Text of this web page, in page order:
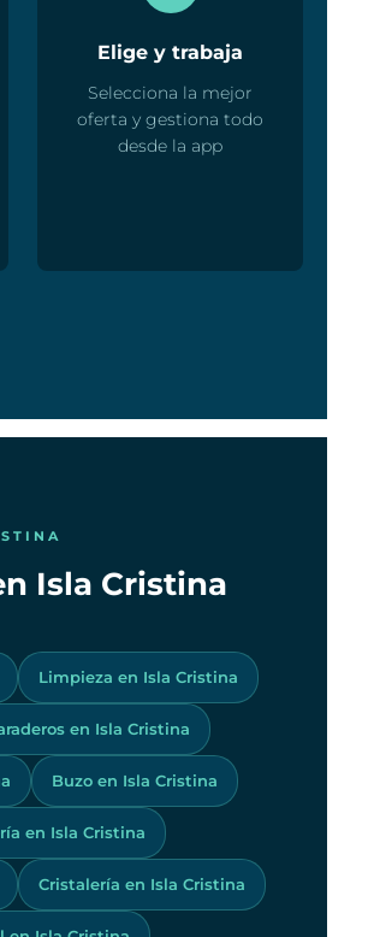
Elige y trabaja
Selecciona la mejor
oferta y gestiona todo
desde la app
Isla Cristina
Limpieza en Isla Cristina
en Isla Cristina
Buzo en Isla Cristina
en Isla Cristina
Cristalería en Isla Cristina